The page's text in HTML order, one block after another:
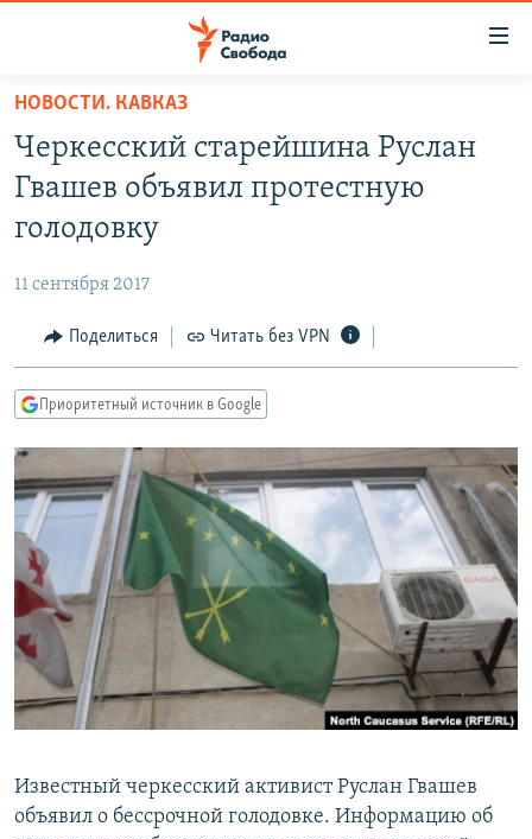
упрощенного
доступа
Вернуться
основному
Вернутся
Вернутся
поиску
ПОДКАСТЫ
МНЕНИЯ
КУЛЬТУРА
КАВКАЗ.РЕАЛИИ
СЕВЕР.РЕАЛИИ
СИБИРЬ.РЕАЛИИ
РАСПИСАНИЕ ВЕЩАНИЯ
ПОДПИШИТЕСЬ НА РАССЫЛКУ
СОЦИАЛЬНЫЕ СЕТИ
Все сайты РСЕ/РС
НОВОСТИ. КАВКАЗ
Черкесский старейшина Руслан
Гвашев объявил протестную
голодовку
11 сентября 2017
Поделиться Читать без VPN
Приоритетный источник в Google
Известный черкесский активист Руслан Гвашев
объявил о бессрочной голодовке. Информацию об